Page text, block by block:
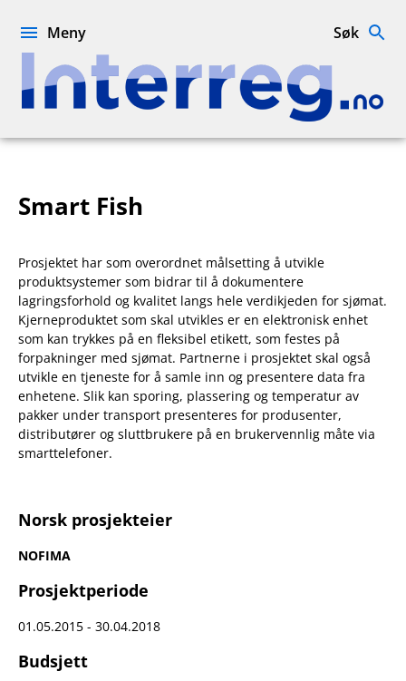
Interreg.no
Meny Søk
Smart Fish
Prosjektet har som overordnet målsetting å utvikle
produktsystemer som bidrar til å dokumentere
lagringsforhold og kvalitet langs hele verdikjeden for sjømat.
Kjerneproduktet som skal utvikles er en elektronisk enhet
som kan trykkes på en fleksibel etikett, som festes på
forpakninger med sjømat. Partnerne i prosjektet skal også
utvikle en tjeneste for å samle inn og presentere data fra
enhetene. Slik kan sporing, plassering og temperatur av
pakker under transport presenteres for produsenter,
distributører og sluttbrukere på en brukervennlig måte via
smarttelefoner.
Norsk prosjekteier
NOFIMA
Prosjektperiode
01.05.2015 - 30.04.2018
Budsjett